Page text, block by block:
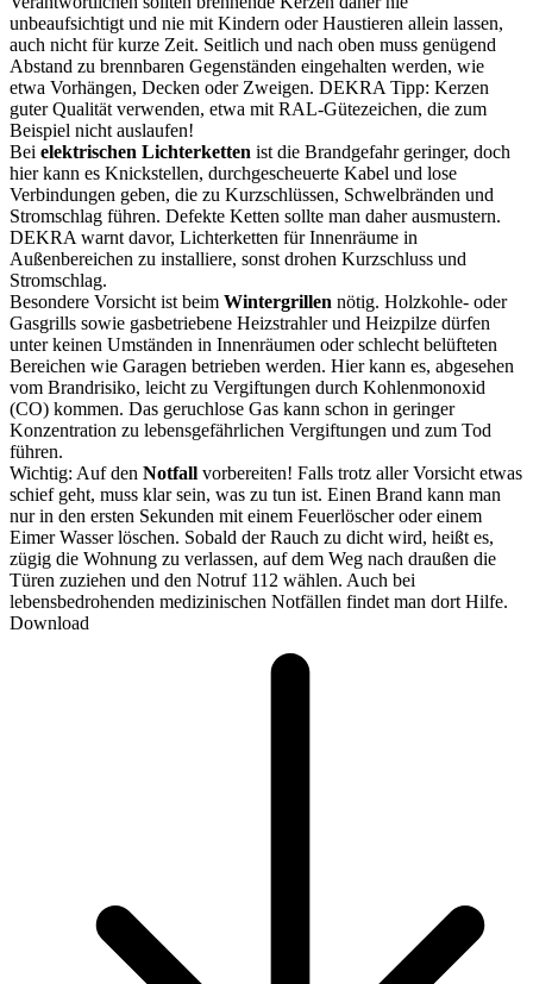
unbeaufsichtigt und nie mit Kindern oder Haustieren allein lassen,
auch nicht für kurze Zeit. Seitlich und nach oben muss genügend
Abstand zu brennbaren Gegenständen eingehalten werden, wie
etwa Vorhängen, Decken oder Zweigen. DEKRA Tipp: Kerzen
guter Qualität verwenden, etwa mit RAL-Gütezeichen, die zum
Beispiel nicht auslaufen!
Bei elektrischen Lichterketten ist die Brandgefahr geringer, doch
hier kann es Knickstellen, durchgescheuerte Kabel und lose
Verbindungen geben, die zu Kurzschlüssen, Schwelbränden und
Stromschlag führen. Defekte Ketten sollte man daher ausmustern.
DEKRA warnt davor, Lichterketten für Innenräume in
Außenbereichen zu installiere, sonst drohen Kurzschluss und
Stromschlag.
Besondere Vorsicht ist beim Wintergrillen nötig. Holzkohle- oder
Gasgrills sowie gasbetriebene Heizstrahler und Heizpilze dürfen
unter keinen Umständen in Innenräumen oder schlecht belüfteten
Bereichen wie Garagen betrieben werden. Hier kann es, abgesehen
vom Brandrisiko, leicht zu Vergiftungen durch Kohlenmonoxid
(CO) kommen. Das geruchlose Gas kann schon in geringer
Konzentration zu lebensgefährlichen Vergiftungen und zum Tod
führen.
Wichtig: Auf den Notfall vorbereiten! Falls trotz aller Vorsicht etwas
schief geht, muss klar sein, was zu tun ist. Einen Brand kann man
nur in den ersten Sekunden mit einem Feuerlöscher oder einem
Eimer Wasser löschen. Sobald der Rauch zu dicht wird, heißt es,
zügig die Wohnung zu verlassen, auf dem Weg nach draußen die
Türen zuziehen und den Notruf 112 wählen. Auch bei
lebensbedrohenden medizinischen Notfällen findet man dort Hilfe.
Download